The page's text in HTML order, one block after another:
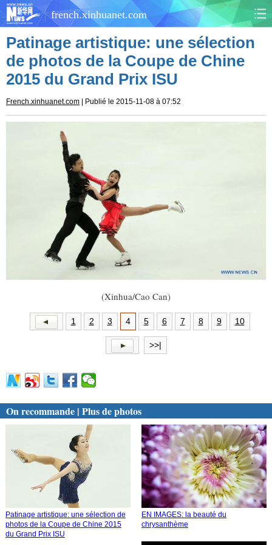
french.xinhuanet.com
CHINE MONDE
AFRIQUE
CULTURE
SANTÉ
SCI&TECH
TOURISME DOCUMENTS
DOSSIERS
VIDÉOS
Patinage artistique: une sélection
de photos de la Coupe de Chine
2015 du Grand Prix ISU
French.xinhuanet.com | Publié le 2015-11-08 à 07:52
(Xinhua/Cao Can)
1 2 3 4 5 6 7 8 9 10
>>|
On recommande | Plus de photos
Patinage artistique: une sélection de
photos de la Coupe de Chine 2015
du Grand Prix ISU
EN IMAGES: la beauté du
chrysanthème